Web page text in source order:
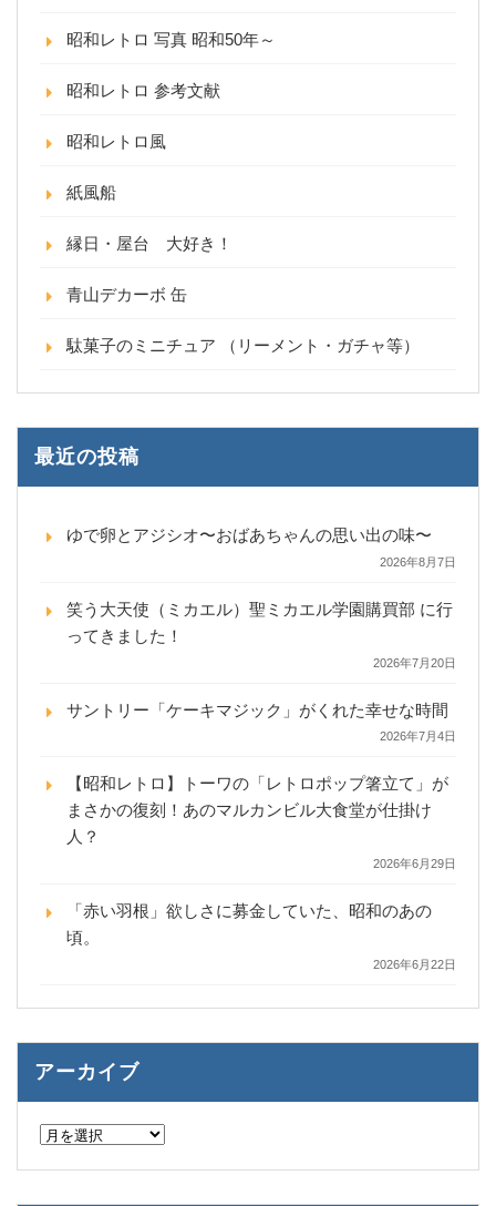
昭和レトロ 写真 昭和50年～
昭和レトロ 参考文献
昭和レトロ風
紙風船
縁日・屋台 大好き！
青山デカーボ 缶
駄菓子のミニチュア （リーメント・ガチャ等）
最近の投稿
ゆで卵とアジシオ〜おばあちゃんの思い出の味〜
2026年8月7日
笑う大天使（ミカエル）聖ミカエル学園購買部 に行
ってきました！
2026年7月20日
サントリー「ケーキマジック」がくれた幸せな時間
2026年7月4日
【昭和レトロ】トーワの「レトロポップ箸立て」が
まさかの復刻！あのマルカンビル大食堂が仕掛け
人？
2026年6月29日
「赤い羽根」欲しさに募金していた、昭和のあの
頃。
2026年6月22日
アーカイブ
ア